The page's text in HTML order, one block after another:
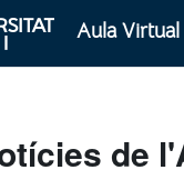
Aula Virtual
de